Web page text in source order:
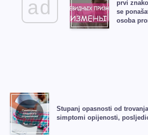
ad
prvi
se
osoba
Stupanj opasnosti od
simptomi opijenosti,